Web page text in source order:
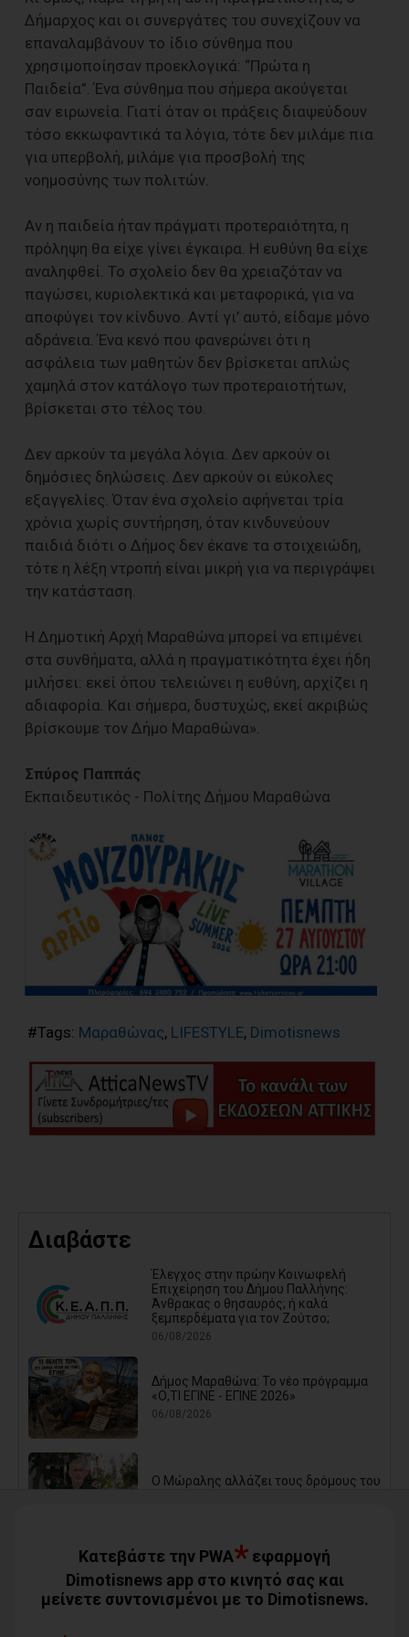
Δήμαρχος και οι συνεργάτες του συνεχίζουν να
επαναλαμβάνουν το ίδιο σύνθημα που
χρησιμοποίησαν προεκλογικά: “Πρώτα η
Παιδεία”. Ένα σύνθημα που σήμερα ακούγεται
σαν ειρωνεία. Γιατί όταν οι πράξεις διαψεύδουν
τόσο εκκωφαντικά τα λόγια, τότε δεν μιλάμε πια
για υπερβολή, μιλάμε για προσβολή της
νοημοσύνης των πολιτών.
Αν η παιδεία ήταν πράγματι προτεραιότητα, η
πρόληψη θα είχε γίνει έγκαιρα. Η ευθύνη θα είχε
αναληφθεί. Το σχολείο δεν θα χρειαζόταν να
παγώσει, κυριολεκτικά και μεταφορικά, για να
αποφύγει τον κίνδυνο. Αντί γι’ αυτό, είδαμε μόνο
αδράνεια. Ένα κενό που φανερώνει ότι η
ασφάλεια των μαθητών δεν βρίσκεται απλώς
χαμηλά στον κατάλογο των προτεραιοτήτων,
βρίσκεται στο τέλος του.
Δεν αρκούν τα μεγάλα λόγια. Δεν αρκούν οι
δημόσιες δηλώσεις. Δεν αρκούν οι εύκολες
εξαγγελίες. Όταν ένα σχολείο αφήνεται τρία
χρόνια χωρίς συντήρηση, όταν κινδυνεύουν
παιδιά διότι ο Δήμος δεν έκανε τα στοιχειώδη,
τότε η λέξη ντροπή είναι μικρή για να περιγράψει
την κατάσταση.
Η Δημοτική Αρχή Μαραθώνα μπορεί να επιμένει
στα συνθήματα, αλλά η πραγματικότητα έχει ήδη
μιλήσει: εκεί όπου τελειώνει η ευθύνη, αρχίζει η
αδιαφορία. Και σήμερα, δυστυχώς, εκεί ακριβώς
βρίσκουμε τον Δήμο Μαραθώνα».
Σπύρος Παππάς
Εκπαιδευτικός - Πολίτης Δήμου Μαραθώνα
#Tags: Μαραθώνας, LIFESTYLE, Dimotisnews
Διαβάστε
Έλεγχος στην πρώην Κοινωφελή
Επιχείρηση του Δήμου Παλλήνης:
Άνθρακας ο θησαυρός; ή καλά
ξεμπερδέματα για τον Ζούτσο;
06/08/2026
Δήμος Μαραθώνα: Το νέο πρόγραμμα
«Ο,ΤΙ ΕΓΙΝΕ - ΕΓΙΝΕ 2026»
06/08/2026
Ο Μώραλης αλλάζει τους δρόμους του
Οι μηνύσεις που φέρνουν σε δύσκολη
θέση αιρετό των νοτίων προαστίων
06/08/2026
Κατεβάστε την PWA* εφαρμογή
Dimotisnews app στο κινητό σας και
μείνετε συντονισμένοι με το Dimotisnews.